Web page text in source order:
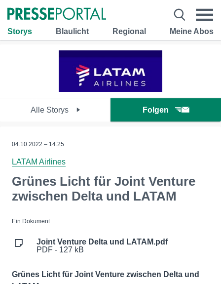
Storys Blaulicht Regional Meine Abos
Alle Storys Folgen
04.10.2022 – 14:25
LATAM Airlines
Grünes Licht für Joint Venture
zwischen Delta und LATAM
Ein Dokument
Joint Venture Delta und LATAM.pdf
PDF - 127 kB
Grünes Licht für Joint Venture zwischen Delta und